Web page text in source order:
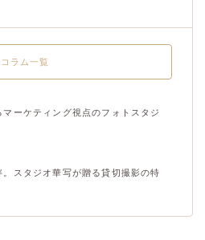
ーケティング視点のフォトスタジ
コラム一覧
スタジオ華写が贈る貸切撮影の特